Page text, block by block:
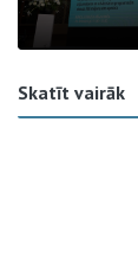
Skatīt vairāk